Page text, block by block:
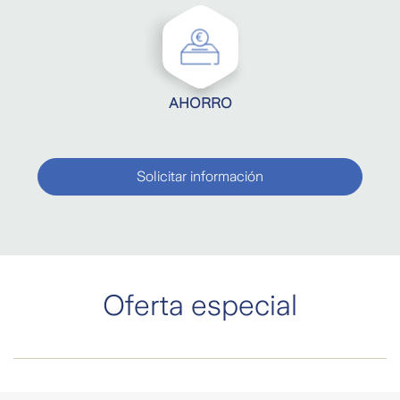
AHORRO
Solicitar información
Oferta especial